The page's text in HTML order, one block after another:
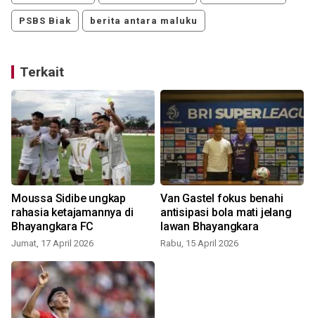
PSBS Biak berita antara maluku
Terkait
Moussa Sidibe ungkap
rahasia ketajamannya di
Bhayangkara FC
Jumat, 17 April 2026
Van Gastel fokus benahi
antisipasi bola mati jelang
lawan Bhayangkara
Rabu, 15 April 2026